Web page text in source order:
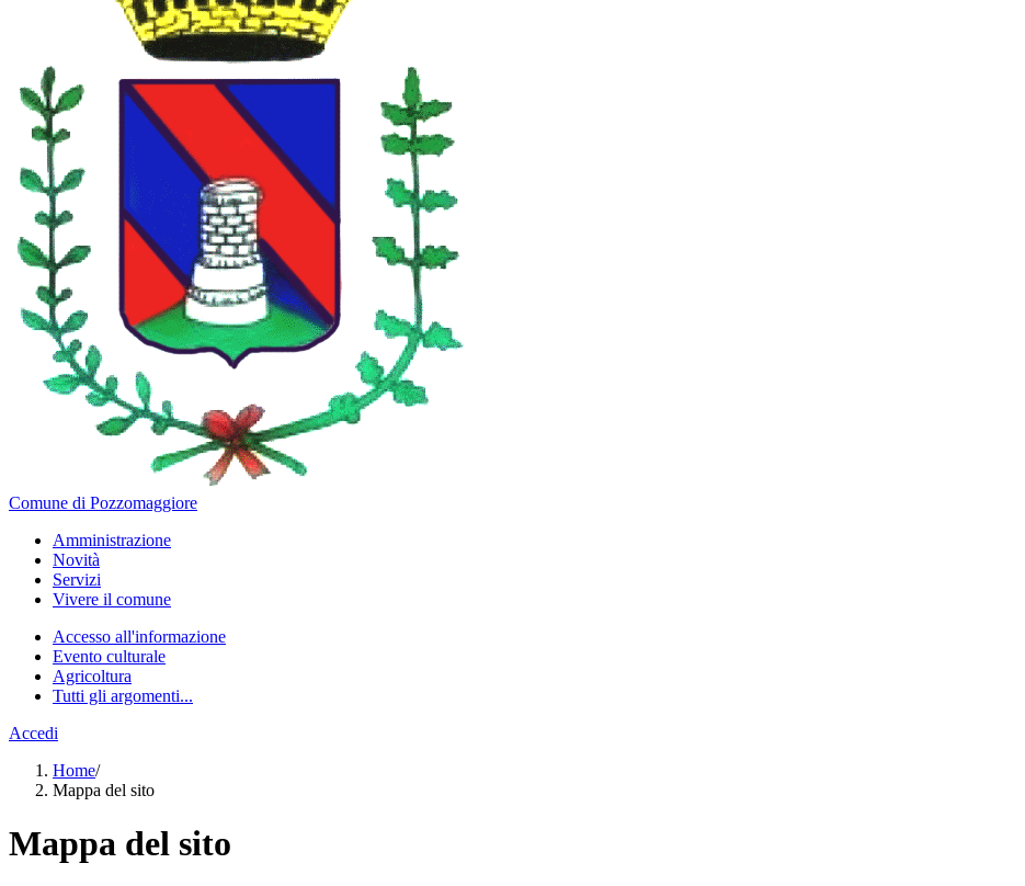
Comune di Pozzomaggiore
Amministrazione
Novità
Servizi
Vivere il comune
Accesso all'informazione
Evento culturale
Agricoltura
Tutti gli argomenti...
Accedi
Home/
Mappa del sito
Mappa del sito